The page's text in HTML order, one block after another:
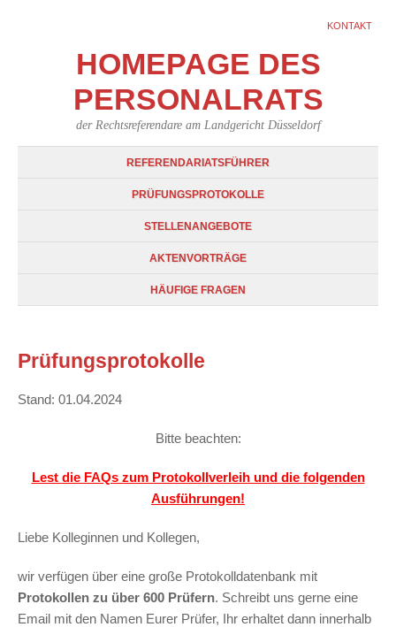
KONTAKT
HOMEPAGE DES
PERSONALRATS
der Rechtsreferendare am Landgericht Düsseldorf
REFERENDARIATSFÜHRER
PRÜFUNGSPROTOKOLLE
STELLENANGEBOTE
AKTENVORTRÄGE
HÄUFIGE FRAGEN
Prüfungsprotokolle
Stand: 01.04.2024
Bitte beachten:
Lest die FAQs zum Protokollverleih und die folgenden
Ausführungen!
Liebe Kolleginnen und Kollegen,
wir verfügen über eine große Protokolldatenbank mit
Protokollen zu über 600 Prüfern. Schreibt uns gerne eine
Email mit den Namen Eurer Prüfer, Ihr erhaltet dann innerhalb